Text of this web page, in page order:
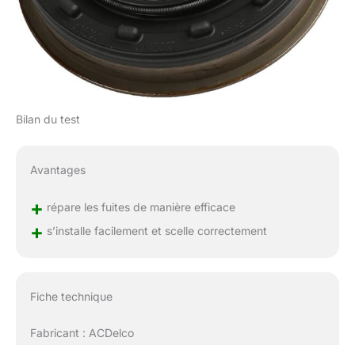
Bilan du test
Avantages
+ répare les fuites de manière efficace
+ s’installe facilement et scelle correctement
Fiche technique
Fabricant : ACDelco